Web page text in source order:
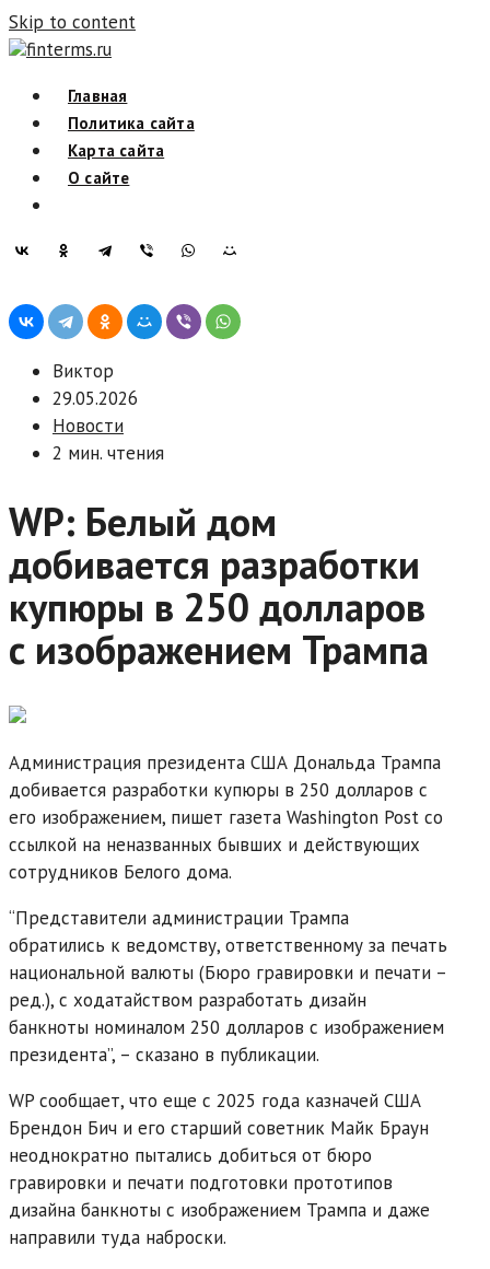
Skip to content
finterms.ru
Главная
Политика сайта
Карта сайта
О сайте
Виктор
29.05.2026
Новости
2 мин. чтения
WP: Белый дом
добивается разработки
купюры в 250 долларов
с изображением Трампа
Администрация президента США Дональда Трампа
добивается разработки купюры в 250 долларов с
его изображением, пишет газета Washington Post со
ссылкой на неназванных бывших и действующих
сотрудников Белого дома.
“Представители администрации Трампа
обратились к ведомству, ответственному за печать
национальной валюты (Бюро гравировки и печати –
ред.), с ходатайством разработать дизайн
банкноты номиналом 250 долларов с изображением
президента”, – сказано в публикации.
WP сообщает, что еще с 2025 года казначей США
Брендон Бич и его старший советник Майк Браун
неоднократно пытались добиться от бюро
гравировки и печати подготовки прототипов
дизайна банкноты с изображением Трампа и даже
направили туда наброски.